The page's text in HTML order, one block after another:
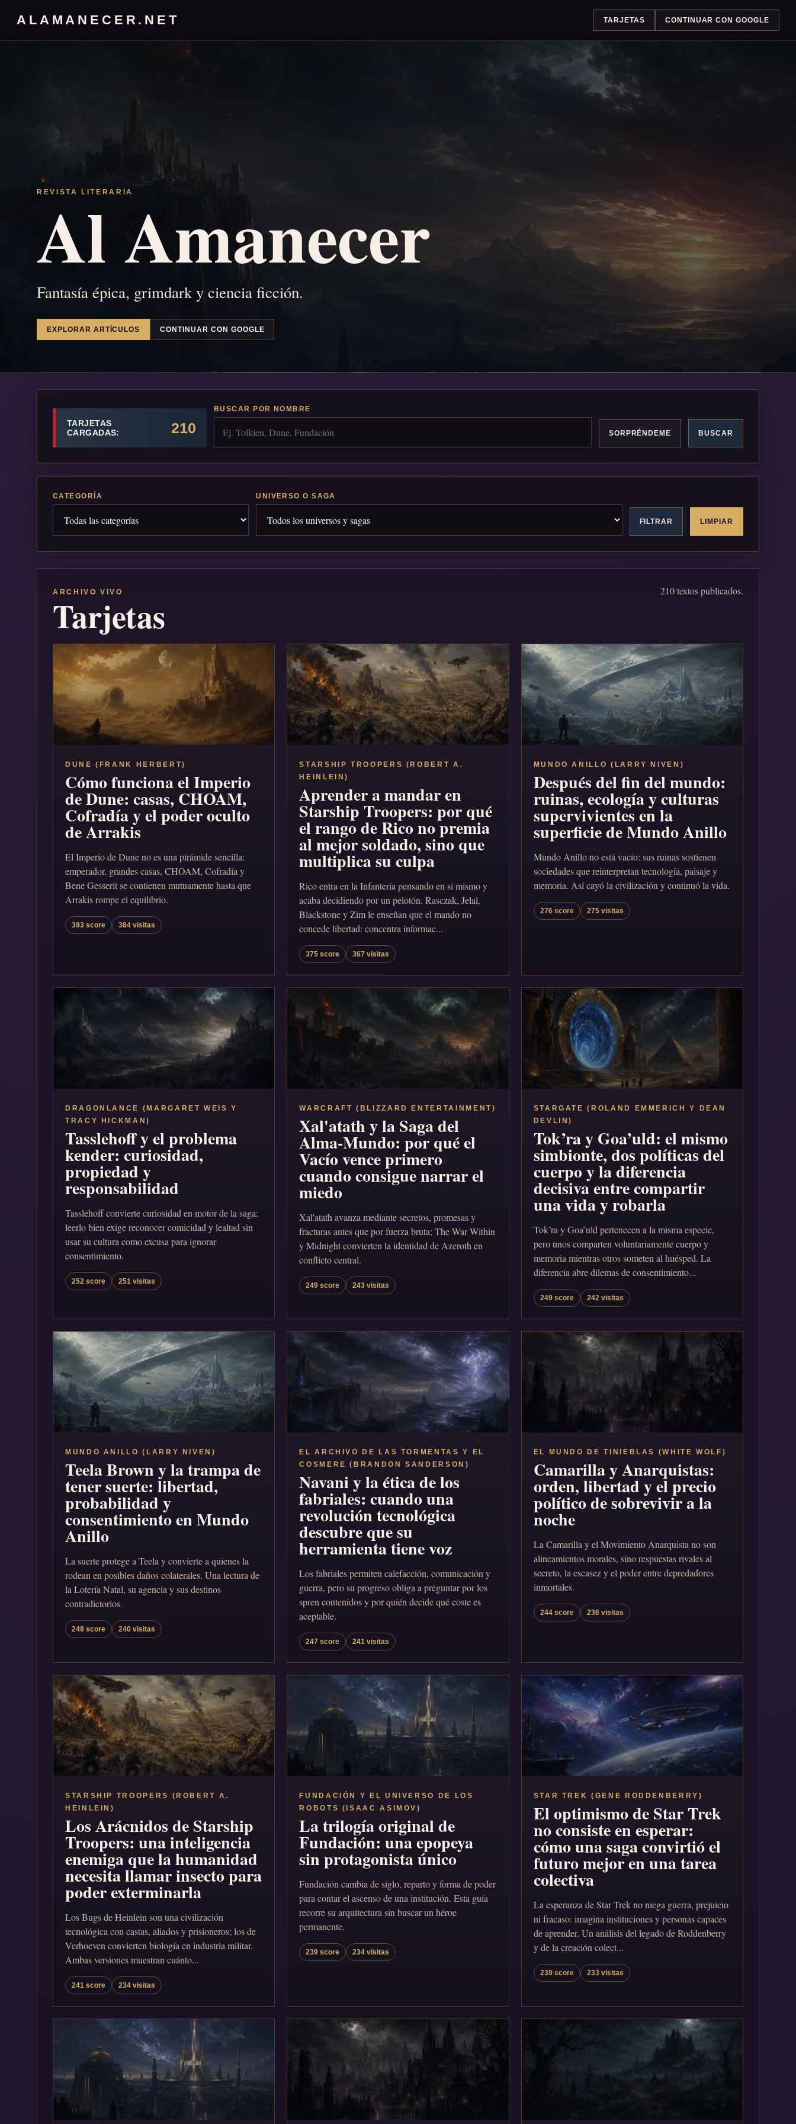
ALAMANECER.NET TARJETAS CONTINUAR CON GOOGLE
REVISTA LITERARIA
Al Amanecer
Fantasía épica, grimdark y ciencia ficción.
EXPLORAR ARTÍCULOS CONTINUAR CON GOOGLE
TARJETAS
CARGADAS:
210
BUSCAR POR NOMBRE
SORPRÉNDEME BUSCAR
CATEGORÍA UNIVERSO O SAGA
FILTRAR LIMPIAR
ARCHIVO VIVO
Tarjetas
210 textos publicados.
DUNE (FRANK HERBERT)
Cómo funciona el Imperio
de Dune: casas, CHOAM,
Cofradía y el poder oculto
de Arrakis
El Imperio de Dune no es una pirámide sencilla:
emperador, grandes casas, CHOAM, Cofradía y
Bene Gesserit se contienen mutuamente hasta que
Arrakis rompe el equilibrio.
393 score 384 visitas
STARSHIP TROOPERS (ROBERT A.
HEINLEIN)
Aprender a mandar en
Starship Troopers: por qué
el rango de Rico no premia
al mejor soldado, sino que
multiplica su culpa
Rico entra en la Infantería pensando en sí mismo y
acaba decidiendo por un pelotón. Rasczak, Jelal,
Blackstone y Zim le enseñan que el mando no
concede libertad: concentra informac...
375 score 367 visitas
MUNDO ANILLO (LARRY NIVEN)
Después del fin del mundo:
ruinas, ecología y culturas
supervivientes en la
superficie de Mundo Anillo
Mundo Anillo no está vacío: sus ruinas sostienen
sociedades que reinterpretan tecnología, paisaje y
memoria. Así cayó la civilización y continuó la vida.
276 score 275 visitas
DRAGONLANCE (MARGARET WEIS Y
TRACY HICKMAN)
Tasslehoff y el problema
kender: curiosidad,
propiedad y
responsabilidad
Tasslehoff convierte curiosidad en motor de la saga;
leerlo bien exige reconocer comicidad y lealtad sin
usar su cultura como excusa para ignorar
consentimiento.
252 score 251 visitas
WARCRAFT (BLIZZARD ENTERTAINMENT)
Xal'atath y la Saga del
Alma-Mundo: por qué el
Vacío vence primero
cuando consigue narrar el
miedo
Xal'atath avanza mediante secretos, promesas y
fracturas antes que por fuerza bruta; The War Within
y Midnight convierten la identidad de Azeroth en
conflicto central.
249 score 243 visitas
STARGATE (ROLAND EMMERICH Y DEAN
DEVLIN)
Tok’ra y Goa’uld: el mismo
simbionte, dos políticas del
cuerpo y la diferencia
decisiva entre compartir
una vida y robarla
Tok’ra y Goa’uld pertenecen a la misma especie,
pero unos comparten voluntariamente cuerpo y
memoria mientras otros someten al huésped. La
diferencia abre dilemas de consentimiento...
249 score 242 visitas
MUNDO ANILLO (LARRY NIVEN)
Teela Brown y la trampa de
tener suerte: libertad,
probabilidad y
consentimiento en Mundo
Anillo
La suerte protege a Teela y convierte a quienes la
rodean en posibles daños colaterales. Una lectura de
la Lotería Natal, su agencia y sus destinos
contradictorios.
248 score 240 visitas
EL ARCHIVO DE LAS TORMENTAS Y EL
COSMERE (BRANDON SANDERSON)
Navani y la ética de los
fabriales: cuando una
revolución tecnológica
descubre que su
herramienta tiene voz
Los fabriales permiten calefacción, comunicación y
guerra, pero su progreso obliga a preguntar por los
spren contenidos y por quién decide qué coste es
aceptable.
247 score 241 visitas
EL MUNDO DE TINIEBLAS (WHITE WOLF)
Camarilla y Anarquistas:
orden, libertad y el precio
político de sobrevivir a la
noche
La Camarilla y el Movimiento Anarquista no son
alineamientos morales, sino respuestas rivales al
secreto, la escasez y el poder entre depredadores
inmortales.
244 score 236 visitas
STARSHIP TROOPERS (ROBERT A.
HEINLEIN)
Los Arácnidos de Starship
Troopers: una inteligencia
enemiga que la humanidad
necesita llamar insecto para
poder exterminarla
Los Bugs de Heinlein son una civilización
tecnológica con castas, aliados y prisioneros; los de
Verhoeven convierten biología en industria militar.
Ambas versiones muestran cuánto...
241 score 234 visitas
FUNDACIÓN Y EL UNIVERSO DE LOS
ROBOTS (ISAAC ASIMOV)
La trilogía original de
Fundación: una epopeya
sin protagonista único
Fundación cambia de siglo, reparto y forma de poder
para contar el ascenso de una institución. Esta guía
recorre su arquitectura sin buscar un héroe
permanente.
239 score 234 visitas
STAR TREK (GENE RODDENBERRY)
El optimismo de Star Trek
no consiste en esperar:
cómo una saga convirtió el
futuro mejor en una tarea
colectiva
La esperanza de Star Trek no niega guerra, prejuicio
ni fracaso: imagina instituciones y personas capaces
de aprender. Un análisis del legado de Roddenberry
y de la creación colect...
239 score 233 visitas